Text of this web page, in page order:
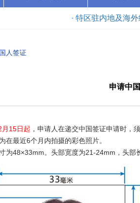
· 特区驻内地及海外经
人签证
申请中
月15日起 ，申请人在递交中国签证申请时，
最近6个月内拍摄的彩色照片。
48×33mm。头部宽度为21-24mm，头部